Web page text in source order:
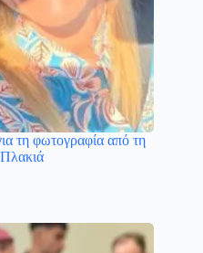
τη φωτογραφία από τη